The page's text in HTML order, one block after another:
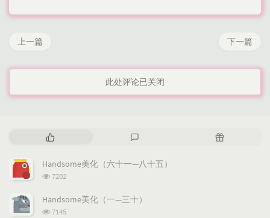
下一篇
上一篇
此处评论已关闭
热
文
章
评
论
随
Handsome美化（六十一—八十五）
浏
次
7202
Handsome美化（一—三十）
浏
7145